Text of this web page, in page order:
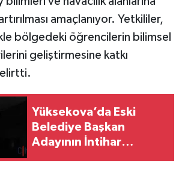
amaçlanıyor. Yetkililer,
bölgedeki öğrencilerin bilimsel
geliştirmesine katkı
Yüksekova’da Eski
Belediye Başkan
Adayının İntihar